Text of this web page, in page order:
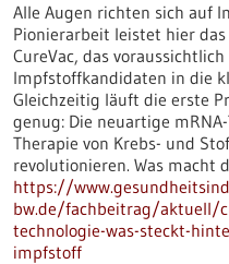
Alle Augen richten sich auf
Pionierarbeit leistet hier
CureVac, das
Impfstoffkandidaten in die
Gleichzeitig läuft die erste
genug: Die neuartige
Therapie von Krebs- und
revolutionieren. Was macht
https://
bw.de/fachbeitrag/aktuell/
technologie-was-steckt-
impfstoff